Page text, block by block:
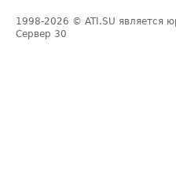
1998-2026 © ATI.SU является
Сервер 30